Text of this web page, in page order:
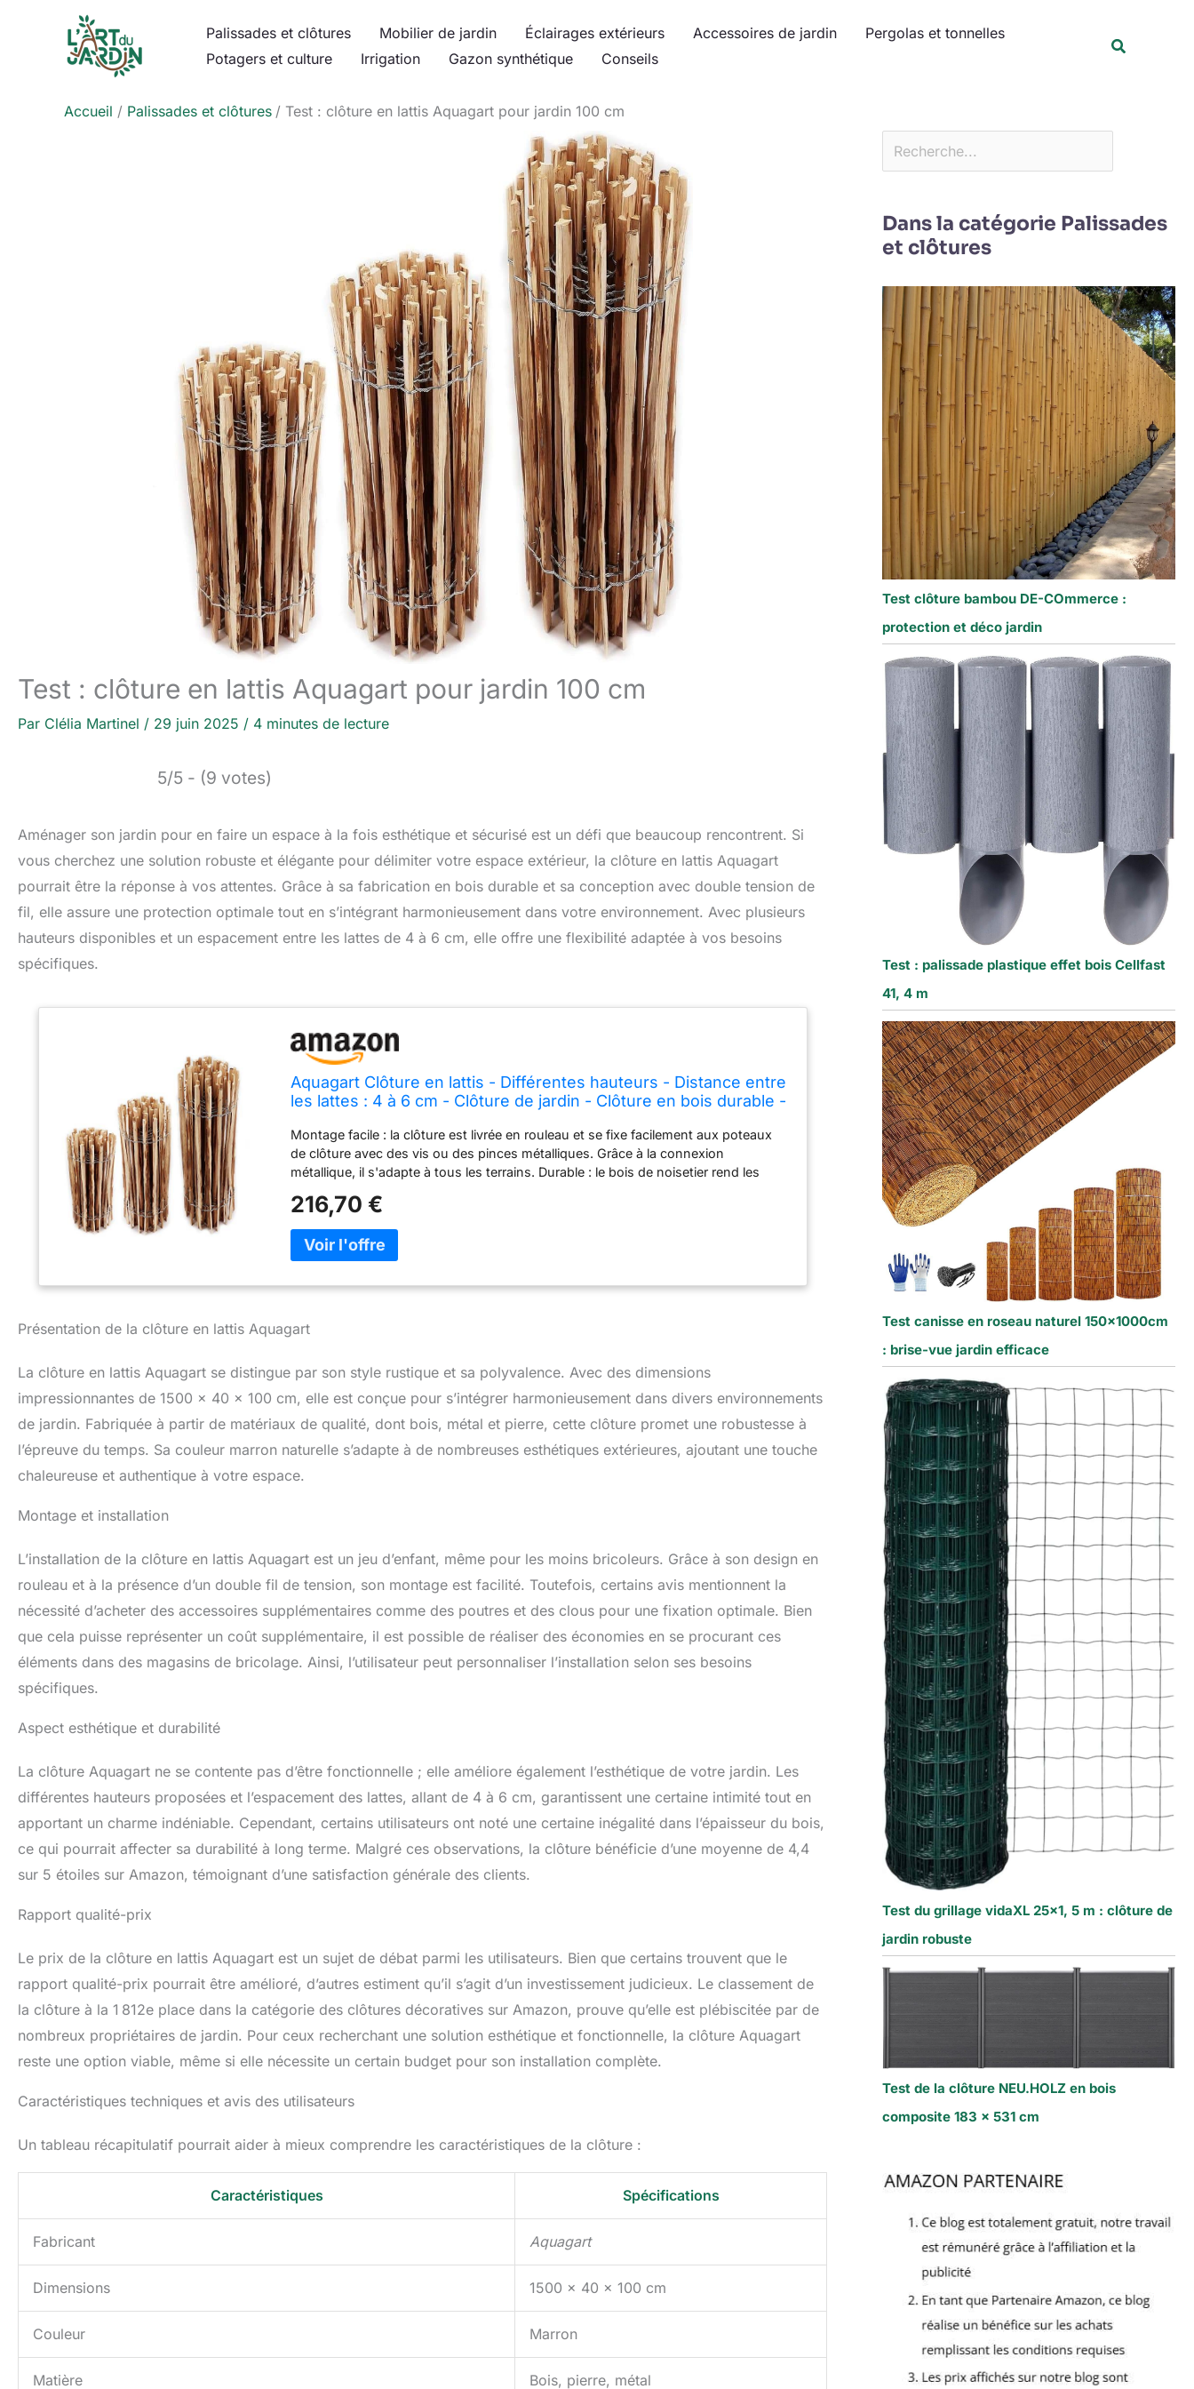
Palissades et clôtures Mobilier de jardin Éclairages extérieurs Accessoires de jardin
Pergolas et tonnelles
Potagers et culture
Irrigation Gazon synthétique Conseils
Accueil Palissades et clôtures Test : clôture en lattis Aquagart pour jardin 100 cm
Test : clôture en lattis Aquagart pour jardin 100 cm
Par Clélia Martinel / 29 juin 2025 / 4 minutes de lecture
5/5 - (9 votes)
Aménager son jardin pour en faire un espace à la fois esthétique et sécurisé est un défi que beaucoup rencontrent. Si
vous cherchez une solution robuste et élégante pour délimiter votre espace extérieur, la clôture en lattis Aquagart
pourrait être la réponse à vos attentes. Grâce à sa fabrication en bois durable et sa conception avec double tension de
fil, elle assure une protection optimale tout en s’intégrant harmonieusement dans votre environnement. Avec plusieurs
hauteurs disponibles et un espacement entre les lattes de 4 à 6 cm, elle offre une flexibilité adaptée à vos besoins
spécifiques.
Aquagart Clôture en lattis - Différentes hauteurs - Distance entre
les lattes : 4 à 6 cm - Clôture de jardin - Clôture en bois durable -
Montage facile : la clôture est livrée en rouleau et se fixe facilement aux poteaux
de clôture avec des vis ou des pinces métalliques. Grâce à la connexion
métallique, il s'adapte à tous les terrains. Durable : le bois de noisetier rend les
double tension du fil est fabriquée en fil métallique résistant. Polyvalent : grâce au
grand choix de hauteurs de clôture, il y a certainement le bon choix pour chaque
projet de jardin, que ce soit comme brise-vue, séparation, sécurité pour l'étang et
comme clôture pour animaux Respectueux de l'environnement - Lorsque vous
utilisez la clôture en lattis, vous protégez non seulement votre jardin, mais aussi
Aménagement harmonieux de jardin : grâce aux différents lattis, chaque clôture en
lattes est unique et grâce à son aspect charmant, elle est très tendance chez les
216,70 €
Présentation de la clôture en lattis Aquagart
La clôture en lattis Aquagart se distingue par son style rustique et sa polyvalence. Avec des dimensions
impressionnantes de 1500 x 40 x 100 cm, elle est conçue pour s’intégrer harmonieusement dans divers environnements
de jardin. Fabriquée à partir de matériaux de qualité, dont bois, métal et pierre, cette clôture promet une robustesse à
l’épreuve du temps. Sa couleur marron naturelle s’adapte à de nombreuses esthétiques extérieures, ajoutant une touche
chaleureuse et authentique à votre espace.
Montage et installation
L’installation de la clôture en lattis Aquagart est un jeu d’enfant, même pour les moins bricoleurs. Grâce à son design en
rouleau et à la présence d’un double fil de tension, son montage est facilité. Toutefois, certains avis mentionnent la
nécessité d’acheter des accessoires supplémentaires comme des poutres et des clous pour une fixation optimale. Bien
que cela puisse représenter un coût supplémentaire, il est possible de réaliser des économies en se procurant ces
éléments dans des magasins de bricolage. Ainsi, l’utilisateur peut personnaliser l’installation selon ses besoins
spécifiques.
Aspect esthétique et durabilité
La clôture Aquagart ne se contente pas d’être fonctionnelle ; elle améliore également l’esthétique de votre jardin. Les
différentes hauteurs proposées et l’espacement des lattes, allant de 4 à 6 cm, garantissent une certaine intimité tout en
apportant un charme indéniable. Cependant, certains utilisateurs ont noté une certaine inégalité dans l’épaisseur du bois,
ce qui pourrait affecter sa durabilité à long terme. Malgré ces observations, la clôture bénéficie d’une moyenne de 4,4
sur 5 étoiles sur Amazon, témoignant d’une satisfaction générale des clients.
Rapport qualité-prix
Le prix de la clôture en lattis Aquagart est un sujet de débat parmi les utilisateurs. Bien que certains trouvent que le
rapport qualité-prix pourrait être amélioré, d’autres estiment qu’il s’agit d’un investissement judicieux. Le classement de
la clôture à la 1 812e place dans la catégorie des clôtures décoratives sur Amazon, prouve qu’elle est plébiscitée par de
nombreux propriétaires de jardin. Pour ceux recherchant une solution esthétique et fonctionnelle, la clôture Aquagart
reste une option viable, même si elle nécessite un certain budget pour son installation complète.
Caractéristiques techniques et avis des utilisateurs
Un tableau récapitulatif pourrait aider à mieux comprendre les caractéristiques de la clôture :
Caractéristiques Spécifications
Fabricant Aquagart
Dimensions 1500 x 40 x 100 cm
Couleur Marron
Matière Bois, pierre, métal
Dans la catégorie Palissades
et clôtures
Test clôture bambou DE-COmmerce :
protection et déco jardin
Test : palissade plastique effet bois Cellfast
41, 4 m
Test canisse en roseau naturel 150x1000cm
: brise-vue jardin efficace
Test du grillage vidaXL 25×1, 5 m : clôture de
jardin robuste
Test de la clôture NEU.HOLZ en bois
composite 183 x 531 cm